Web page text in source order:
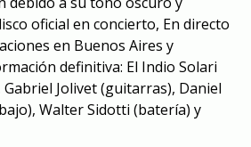
oficial en concierto, En directo
en Buenos Aires y
definitiva: El Indio Solari
Jolivet (guitarras), Daniel
Walter Sidotti (batería) y